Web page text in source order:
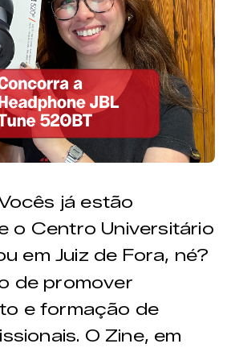
já estão
o Centro Universitário
em Juiz de Fora, né?
de promover
e formação de
O Zine, em